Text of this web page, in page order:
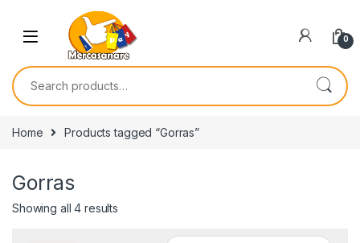
Skip to navigation
0
Search for:
Home Products tagged “Gorras”
Gorras
Showing all 4 results